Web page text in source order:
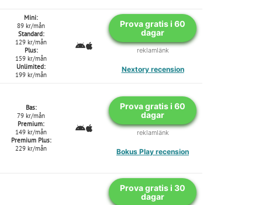
Mini:
89 kr/mån
Standard:
129 kr/mån
Plus:
159 kr/mån
Unlimited:
199 kr/mån
Prova gratis i 60
dagar
reklamlänk
Nextory recension
Bas:
79 kr/mån
Premium:
149 kr/mån
Premium Plus:
229 kr/mån
Prova gratis i 60
dagar
reklamlänk
Bokus Play recension
Prova gratis i 30
dagar